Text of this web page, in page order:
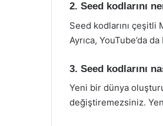
2. Seed kodlarını
Seed kodlarını
Ayrıca, YouTube’da
3. Seed kodlarını
Yeni bir dünya
değiştiremezsiniz.